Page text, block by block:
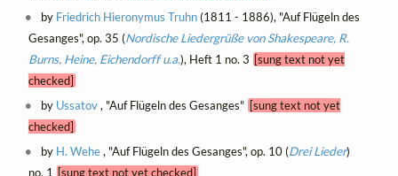
by Friedrich Hieronymus Truhn(1811 - 1886), "Auf Flügeln des
Gesanges", op. 35 (Nordische Liedergrüße von Shakespeare, R.
Burns, Heine, Eichendorff u.a.), Heft 1 no. 3 [sung text not yet
checked]
by Ussatov, "Auf Flügeln des Gesanges" [sung text not yet
checked]
by H. Wehe, "Auf Flügeln des Gesanges", op. 10 (Drei Lieder)
no. 1
[sung text not yet checked]